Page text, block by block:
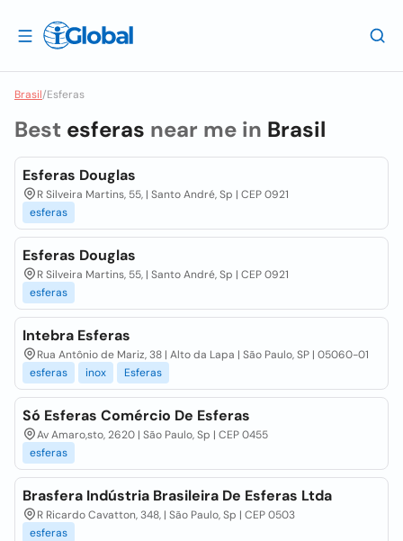
Brasil/Esferas
Best esferas near me in Brasil
Esferas Douglas
R Silveira Martins, 55, | Santo André, Sp | CEP 0921
esferas
Esferas Douglas
R Silveira Martins, 55, | Santo André, Sp | CEP 0921
esferas
Intebra Esferas
Rua Antônio de Mariz, 38 | Alto da Lapa | São Paulo, SP | 05060-01
esferas
inox Esferas
Só Esferas Comércio De Esferas
Av Amaro,sto, 2620 | São Paulo, Sp | CEP 0455
esferas
Brasfera Indústria Brasileira De Esferas Ltda
R Ricardo Cavatton, 348, | São Paulo, Sp | CEP 0503
esferas